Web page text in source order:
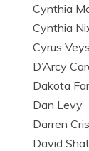
Cynthia
Cynthia
Cyrus
D’Arcy
Dakota
Dan Levy
Darren
David